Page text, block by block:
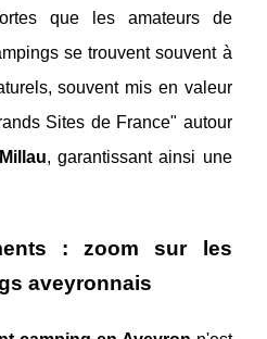
que les amateurs de
se trouvent souvent à
souvent mis en valeur
Sites de France" autour
, garantissant ainsi une
: zoom sur les
aveyronnais